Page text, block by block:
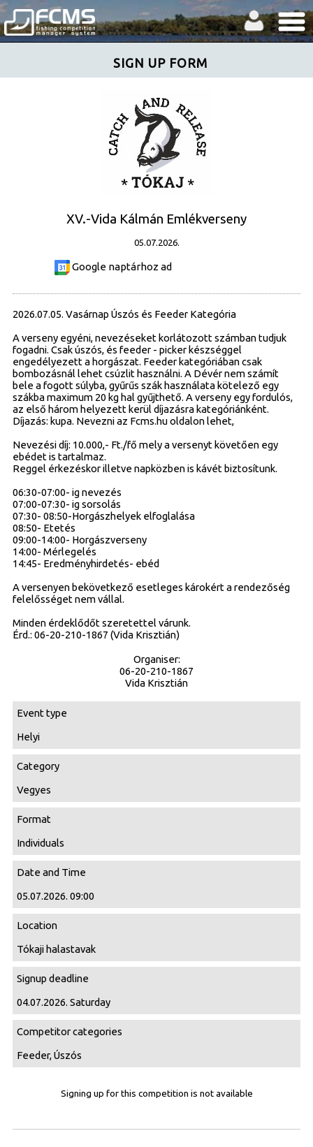
SIGN UP FORM
XV.-Vida Kálmán Emlékverseny
05.07.2026.
Google naptárhoz ad
2026.07.05. Vasárnap Úszós és Feeder Kategória
A verseny egyéni, nevezéseket korlátozott számban tudjuk
fogadni. Csak úszós, és feeder - picker készséggel
engedélyezett a horgászat. Feeder kategóriában csak
bombozásnál lehet csúzlit használni. A Dévér nem számít
bele a fogott súlyba, gyűrűs szák használata kötelező egy
szákba maximum 20 kg hal gyűjthető. A verseny egy fordulós,
az első három helyezett kerül díjazásra kategóriánként.
Díjazás: kupa. Nevezni az Fcms.hu oldalon lehet,
Nevezési díj: 10.000,- Ft./fő mely a versenyt követően egy
ebédet is tartalmaz.
Reggel érkezéskor illetve napközben is kávét biztosítunk.
06:30-07:00- ig nevezés
07:00-07:30- ig sorsolás
07:30- 08:50-Horgászhelyek elfoglalása
08:50- Etetés
09:00-14:00- Horgászverseny
14:00- Mérlegelés
14:45- Eredményhirdetés- ebéd
A versenyen bekövetkező esetleges károkért a rendezőség
felelősséget nem vállal.
Minden érdeklődőt szeretettel várunk.
Érd.: 06-20-210-1867 (Vida Krisztián)
Organiser:
06-20-210-1867
Vida Krisztián
Event type
Helyi
Category
Vegyes
Format
Individuals
Date and Time
05.07.2026. 09:00
Location
Tókaji halastavak
Signup deadline
04.07.2026. Saturday
Competitor categories
Feeder, Úszós
Signing up for this competition is not available